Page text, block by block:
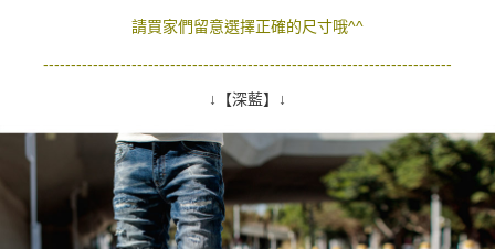
※ 交易是否成功請以「AFTEE先享後付 」之結帳頁面顯示為準，若有關於
易，需依本服務之必要範圍內提供個人資料，並將交易相關給付款項請求債
權轉讓予恩沛科技股份有限公司。
２．關於個人資料處理事宜，請瀏覽以下網址：
https://aftee.tw/terms/#terms3
３．未成年的使用者請事先徵得法定代理人或監護人之同意方可使用
「AFTEE先享後付」，若未經同意申辦者引起之損失，本公司不負相關責
先付款後7-11取貨請買家們留意選擇正確的尺寸哦^^
--------------------------------------------------------------------------
↓【深藍】↓